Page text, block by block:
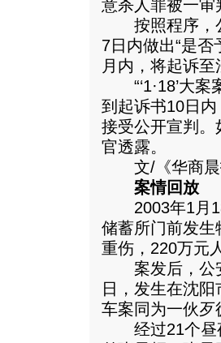
意杀人罪被一审
按照程序，公
7日内做出“是否
月内，将起诉至
“‘1·18’大案
到起诉书10日
接受公开宣判。
官透露。
文/《华商晨
案情回放
2003年1月18
储蓄所门前发生
重伤，220万元
案发后，公安
日，发生在沈
车案同为一伙歹
经过21个昼夜